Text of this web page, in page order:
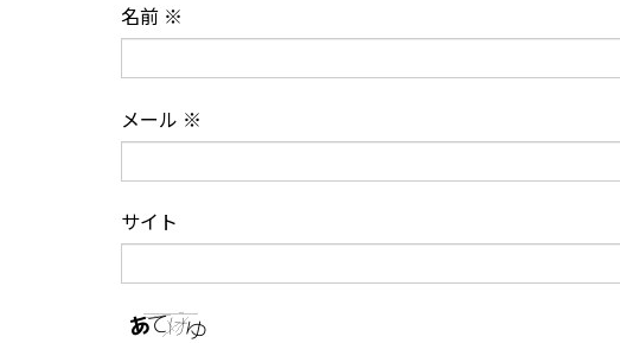
名前 ※
メール ※
サイト